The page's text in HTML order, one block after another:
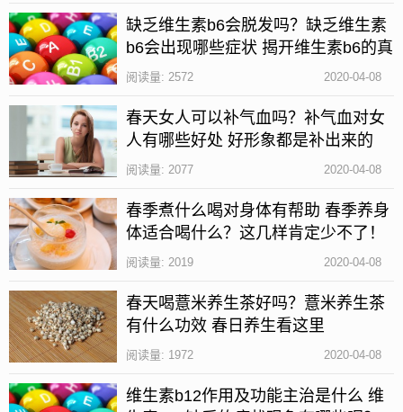
己的药物来进行调养治疗。本文由安康养生网原创，
如果想了解更多有关养生方面的知识，欢迎关注安康
养生网。
乏维生素b6的症状
缺乏维生素b6会脱发吗？缺乏维生素
b6会出现哪些症状 揭开维生素b6的真
实面貌
2020-04-08
阅读量: 2572
春天女人可以补气血吗？补气血对女
人有哪些好处 好形象都是补出来的
2020-04-08
阅读量: 2077
春季煮什么喝对身体有帮助 春季养身
体适合喝什么？这几样肯定少不了！
2020-04-08
阅读量: 2019
春天喝薏米养生茶好吗？薏米养生茶
有什么功效 春日养生看这里
2020-04-08
阅读量: 1972
维生素b12作用及功能主治是什么 维